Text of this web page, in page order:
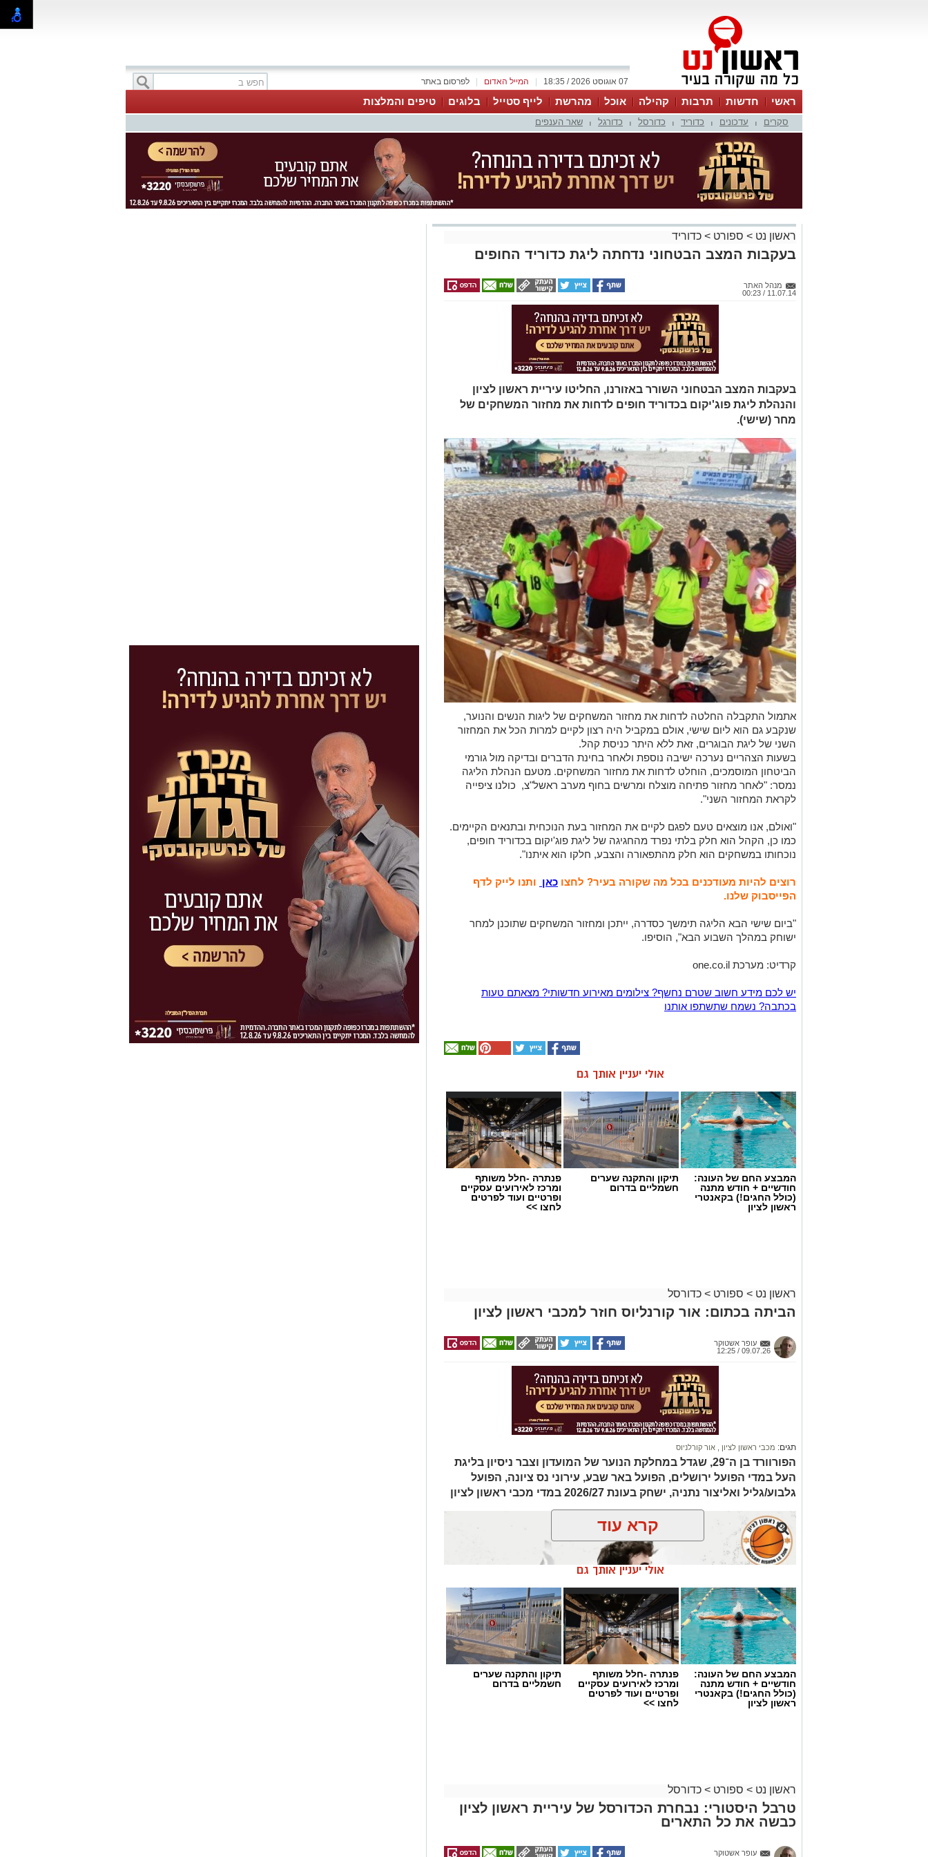
לפרסום באתר המייל האדום 07 אוגוסט 2026 / 18:35
ראשי חדשות תרבות קהילה אוכל מהרשת לייף סטייל בלוגים טיפים והמלצות
סקרים עדכונים כדוריד כדורסל כדורגל שאר הענפים
ראשון נט > ספורט > כדוריד
בעקבות המצב הבטחוני נדחתה ליגת כדוריד החופים
מנהל האתר
11.07.14 / 00:23
בעקבות המצב הבטחוני השורר באזורנו, החליטו עיריית ראשון לציון
והנהלת ליגת פוג'יקום בכדוריד חופים לדחות את מחזור המשחקים של
מחר (שישי).
אתמול התקבלה החלטה לדחות את מחזור המשחקים של ליגות הנשים והנוער,
שנקבע גם הוא ליום שישי, אולם במקביל היה רצון לקיים למרות הכל את המחזור
השני של ליגת הבוגרים, זאת ללא היתר כניסת קהל.
בשעות הצהריים נערכה ישיבה נוספת ולאחר בחינת הדברים ובדיקה מול גורמי
הביטחון המוסמכים, הוחלט לדחות את מחזור המשחקים. מטעם הנהלת הליגה
נמסר: "לאחר מחזור פתיחה מוצלח ומרשים בחוף מערב ראשל"צ, כולנו ציפייה
לקראת המחזור השני".
"ואולם, אנו מוצאים טעם לפגם לקיים את המחזור בעת הנוכחית ובתנאים הקיימים.
כמו כן, הקהל הוא חלק בלתי נפרד מהחגיגה של ליגת פוג'יקום בכדוריד חופים,
נוכחותו במשחקים הוא חלק מהתפאורה והצבע, חלקו הוא איתנו".
רוצים להיות מעודכנים בכל מה שקורה בעיר? לחצו כאן ותנו לייק לדף
הפייסבוק שלנו.
"ביום שישי הבא הליגה תימשך כסדרה, ייתכן ומחזור המשחקים שתוכנן למחר
ישוחק במהלך השבוע הבא", הוסיפו.
קרדיט: מערכת one.co.il
יש לכם מידע חשוב שטרם נחשף? צילומים מאירוע חדשותי? מצאתם טעות
בכתבה? נשמח שתשתפו אותנו
אולי יעניין אותך גם
המבצע החם של העונה:
חודשיים + חודש מתנה
(כולל החגים!) בקאנטרי
ראשון לציון
תיקון והתקנה שערים
חשמליים בדרום
פנתרה -חלל משותף
ומרכז לאירועים עסקיים
ופרטיים ועוד לפרטים
לחצו >>
ראשון נט > ספורט > כדורסל
הביתה בכתום: אור קורנליוס חוזר למכבי ראשון לציון
עופר אשטוקר
09.07.26 / 12:25
תגים: מכבי ראשון לציון אור קורלניוס
הפורוורד בן ה־29, שגדל במחלקת הנוער של המועדון וצבר ניסיון בליגת
העל במדי הפועל ירושלים, הפועל באר שבע, עירוני נס ציונה, הפועל
גלבוע/גליל ואליצור נתניה, ישחק בעונת 2026/27 במדי מכבי ראשון לציון
קרא עוד
אולי יעניין אותך גם
המבצע החם של העונה:
חודשיים + חודש מתנה
(כולל החגים!) בקאנטרי
ראשון לציון
פנתרה -חלל משותף
ומרכז לאירועים עסקיים
ופרטיים ועוד לפרטים
לחצו >>
תיקון והתקנה שערים
חשמליים בדרום
ראשון נט > ספורט > כדורסל
טרבל היסטורי: נבחרת הכדורסל של עיריית ראשון לציון
כבשה את כל התארים
עופר אשטוקר